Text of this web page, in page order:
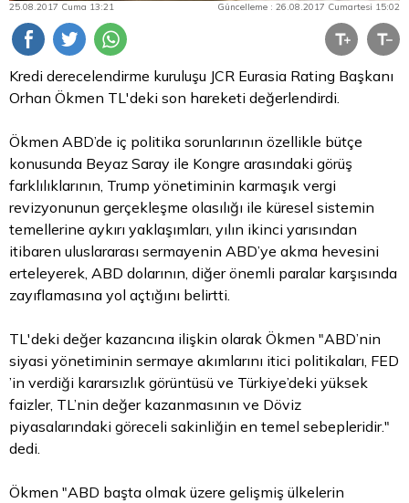
25.08.2017 Cuma 13:21 Güncelleme : 26.08.2017 Cumartesi 15:02
Kredi derecelendirme kuruluşu JCR Eurasia Rating Başkanı
Orhan Ökmen TL'deki son hareketi değerlendirdi.
Ökmen ABD’de iç politika sorunlarının özellikle bütçe
konusunda Beyaz Saray ile Kongre arasındaki görüş
farklılıklarının, Trump yönetiminin karmaşık vergi
revizyonunun gerçekleşme olasılığı ile küresel sistemin
temellerine aykırı yaklaşımları, yılın ikinci yarısından
itibaren uluslararası sermayenin ABD’ye akma hevesini
erteleyerek, ABD dolarının, diğer önemli paralar karşısında
zayıflamasına yol açtığını belirtti.
TL'deki değer kazancına ilişkin olarak Ökmen "ABD’nin
siyasi yönetiminin sermaye akımlarını itici politikaları, FED
’in verdiği kararsızlık görüntüsü ve Türkiye’deki yüksek
faizler, TL’nin değer kazanmasının ve Döviz
piyasalarındaki göreceli sakinliğin en temel sebepleridir."
dedi.
Ökmen "ABD başta olmak üzere gelişmiş ülkelerin